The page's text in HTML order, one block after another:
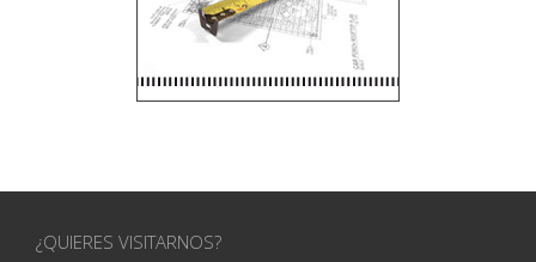
¿QUIERES VISITARNOS?